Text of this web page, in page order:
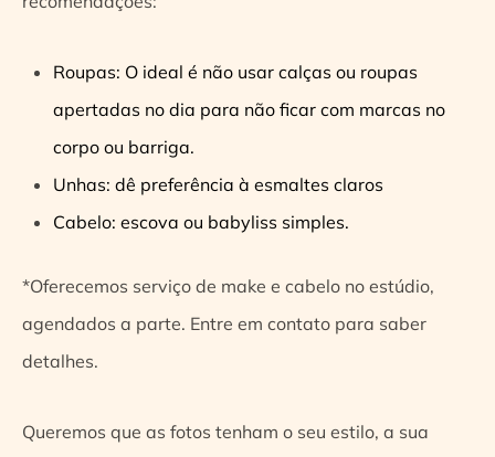
Roupas: O ideal é não usar calças ou roupas
apertadas no dia para não ficar com marcas no
corpo ou barriga.
Unhas: dê preferência à esmaltes claros
Cabelo: escova ou babyliss simples.
*Oferecemos serviço de make e cabelo no estúdio,
agendados a parte. Entre em contato para saber
detalhes.
Queremos que as fotos tenham o seu estilo, a sua